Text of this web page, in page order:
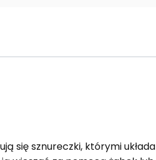
się sznureczki, którymi układa